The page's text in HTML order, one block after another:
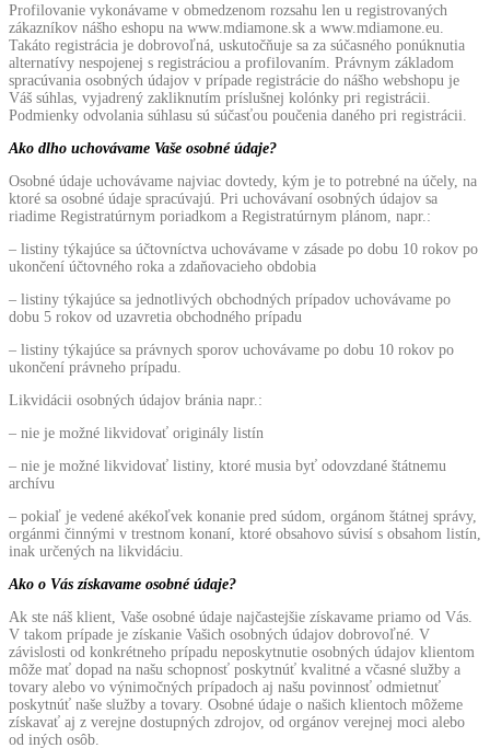
Profilovanie vykonávame v obmedzenom rozsahu len u registrovaných
zákazníkov nášho eshopu na www.mdiamone.sk a www.mdiamone.eu.
Takáto registrácia je dobrovoľná, uskutočňuje sa za súčasného ponúknutia
alternatívy nespojenej s registráciou a profilovaním. Právnym základom
spracúvania osobných údajov v prípade registrácie do nášho webshopu je
Váš súhlas, vyjadrený zakliknutím príslušnej kolónky pri registrácii.
Podmienky odvolania súhlasu sú súčasťou poučenia daného pri registrácii.
Ako dlho uchovávame Vaše osobné údaje?
Osobné údaje uchovávame najviac dovtedy, kým je to potrebné na účely, na
ktoré sa osobné údaje spracúvajú. Pri uchovávaní osobných údajov sa
riadime Registratúrnym poriadkom a Registratúrnym plánom, napr.:
– listiny týkajúce sa účtovníctva uchovávame v zásade po dobu 10 rokov po
ukončení účtovného roka a zdaňovacieho obdobia
– listiny týkajúce sa jednotlivých obchodných prípadov uchovávame po
dobu 5 rokov od uzavretia obchodného prípadu
– listiny týkajúce sa právnych sporov uchovávame po dobu 10 rokov po
ukončení právneho prípadu.
Likvidácii osobných údajov bránia napr.:
– nie je možné likvidovať originály listín
– nie je možné likvidovať listiny, ktoré musia byť odovzdané štátnemu
archívu
– pokiaľ je vedené akékoľvek konanie pred súdom, orgánom štátnej správy,
orgánmi činnými v trestnom konaní, ktoré obsahovo súvisí s obsahom listín,
inak určených na likvidáciu.
Ako o Vás získavame osobné údaje?
Ak ste náš klient, Vaše osobné údaje najčastejšie získavame priamo od Vás.
V takom prípade je získanie Vašich osobných údajov dobrovoľné. V
závislosti od konkrétneho prípadu neposkytnutie osobných údajov klientom
môže mať dopad na našu schopnosť poskytnúť kvalitné a včasné služby a
tovary alebo vo výnimočných prípadoch aj našu povinnosť odmietnuť
poskytnúť naše služby a tovary. Osobné údaje o našich klientoch môžeme
získavať aj z verejne dostupných zdrojov, od orgánov verejnej moci alebo
od iných osôb.